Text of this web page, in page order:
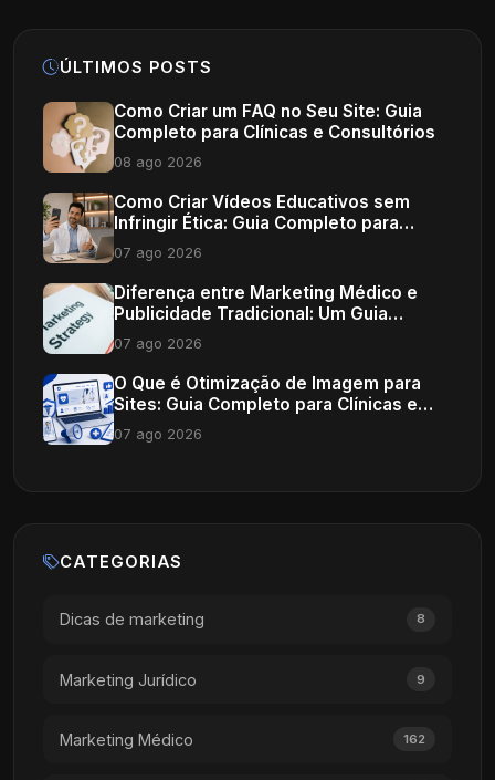
ÚLTIMOS POSTS
Como Criar um FAQ no Seu Site: Guia
Completo para Clínicas e Consultórios
08 ago 2026
Como Criar Vídeos Educativos sem
Infringir Ética: Guia Completo para
Profissionais de Saúde
07 ago 2026
Diferença entre Marketing Médico e
Publicidade Tradicional: Um Guia
Completo
07 ago 2026
O Que é Otimização de Imagem para
Sites: Guia Completo para Clínicas e
Consultórios
07 ago 2026
CATEGORIAS
Dicas de marketing 8
Marketing Jurídico 9
Marketing Médico 162